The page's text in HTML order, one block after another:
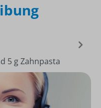
5 g Zahnpasta